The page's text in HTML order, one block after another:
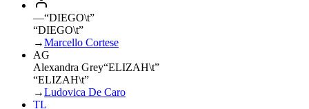
—“DIEGO\t”
“DIEGO\t”
→Marcello Cortese
AG
Alexandra Grey“ELIZAH\t”
“ELIZAH\t”
→Ludovica De Caro
TL